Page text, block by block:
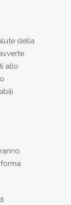
della
allo